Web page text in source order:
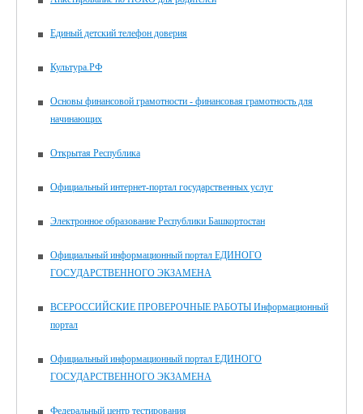
Единый детский телефон доверия
Культура.РФ
Основы финансовой грамотности - финансовая грамотность для
начинающих
Открытая Республика
Официальный интернет-портал государственных услуг
Электронное образование Республики Башкортостан
Официальный информационный портал ЕДИНОГО
ГОСУДАРСТВЕННОГО ЭКЗАМЕНА
ВСЕРОССИЙСКИЕ ПРОВЕРОЧНЫЕ РАБОТЫ Информационный
портал
Официальный информационный портал ЕДИНОГО
ГОСУДАРСТВЕННОГО ЭКЗАМЕНА
Федеральный центр тестирования